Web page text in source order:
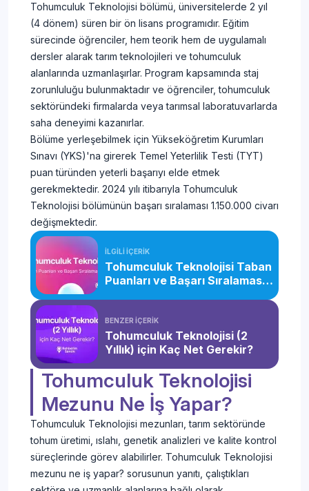
Tohumculuk Teknolojisi bölümü, üniversitelerde 2 yıl
(4 dönem) süren bir ön lisans programıdır. Eğitim
sürecinde öğrenciler, hem teorik hem de uygulamalı
dersler alarak tarım teknolojileri ve tohumculuk
alanlarında uzmanlaşırlar. Program kapsamında staj
zorunluluğu bulunmaktadır ve öğrenciler, tohumculuk
sektöründeki firmalarda veya tarımsal laboratuvarlarda
saha deneyimi kazanırlar.
Bölüme yerleşebilmek için Yükseköğretim Kurumları
Sınavı (YKS)'na girerek Temel Yeterlilik Testi (TYT)
puan türünden yeterli başarıyı elde etmek
gerekmektedir. 2024 yılı itibarıyla Tohumculuk
Teknolojisi bölümünün başarı sıralaması 1.150.000 civarı
değişmektedir.
İLGİLİ İÇERİK
Tohumculuk Teknolojisi Taban
Puanları ve Başarı Sıralaması
BENZER İÇERİK
Tohumculuk Teknolojisi (2
Yıllık) için Kaç Net Gerekir?
Tohumculuk Teknolojisi
Mezunu Ne İş Yapar?
Tohumculuk Teknolojisi mezunları, tarım sektöründe
tohum üretimi, ıslahı, genetik analizleri ve kalite kontrol
süreçlerinde görev alabilirler. Tohumculuk Teknolojisi
mezunu ne iş yapar? sorusunun yanıtı, çalıştıkları